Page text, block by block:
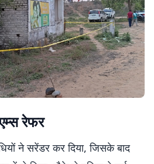
रेफर
ने सरेंडर कर दिया, जिसके बाद